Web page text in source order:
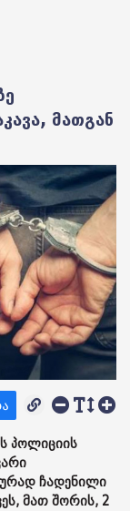
მათგან
პოლიციის
ჩადენილი
მათ შორის, 2